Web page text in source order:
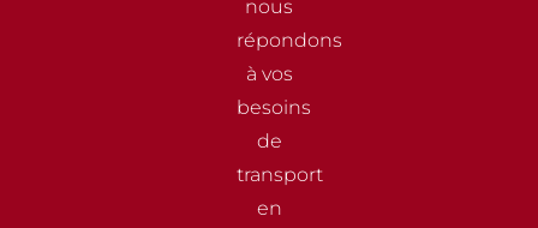
nous
répondons
à vos
besoins
de
transport
en